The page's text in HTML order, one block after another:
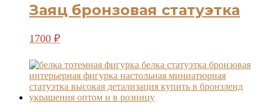
Заяц бронзовая статуэтка
1700 ₽